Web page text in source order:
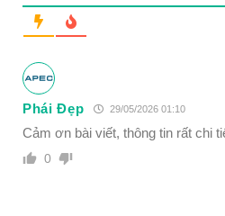
Phái Đẹp 29/05/2026 01:10
Cảm ơn bài viết, thông tin rất chi
0